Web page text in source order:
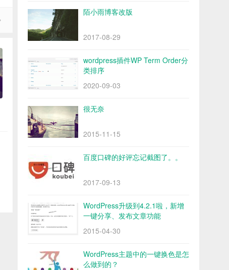
陌小雨博客改版
2017-08-29
wordpress插件WP Term Order分
类排序
2020-09-03
很无奈
2015-11-15
百度口碑的好评忘记截图了。。
2017-09-13
WordPress升级到4.2.1啦，新增
一键分享、发布文章功能
2015-04-30
WordPress主题中的一键换色是怎
么做到的？